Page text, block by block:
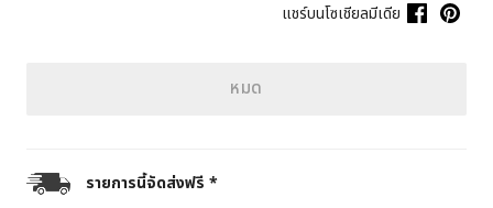
แชร์บนโซเชียลมีเดีย
หมด
รายการนี้จัดส่งฟรี *